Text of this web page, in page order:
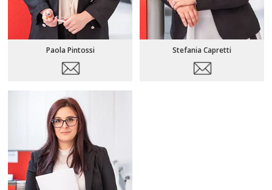
Paola Pintossi Stefania Capretti